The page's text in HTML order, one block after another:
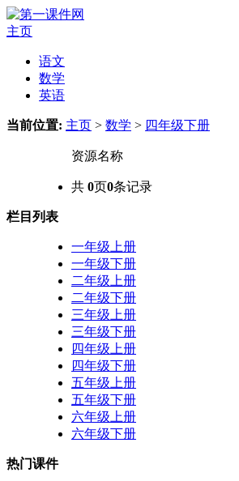
主页
语文
数学
英语
当前位置: 主页 > 数学 > 四年级下册
资源名称
共 0页0条记录
栏目列表
一年级上册
一年级下册
二年级上册
二年级下册
三年级上册
三年级下册
四年级上册
四年级下册
五年级上册
五年级下册
六年级上册
六年级下册
热门课件